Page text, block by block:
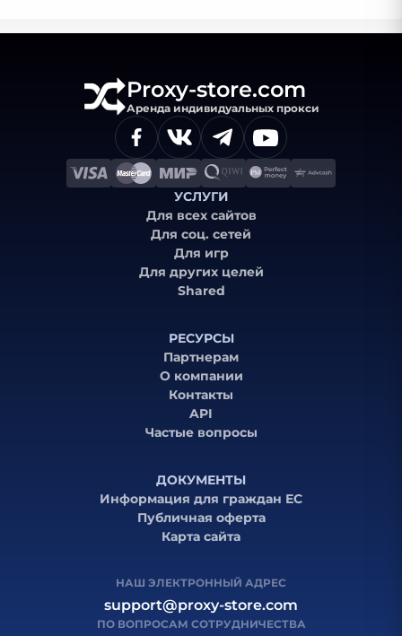
Proxy-store.com
Аренда индивидуальных прокси
УСЛУГИ
Для всех сайтов
Для соц. сетей
Для игр
Для других целей
Shared
РЕСУРСЫ
Партнерам
О компании
Контакты
API
Частые вопросы
ДОКУМЕНТЫ
Информация для граждан ЕС
Публичная оферта
Карта сайта
НАШ ЭЛЕКТРОННЫЙ АДРЕС
support@proxy-store.com
ПО ВОПРОСАМ СОТРУДНИЧЕСТВА